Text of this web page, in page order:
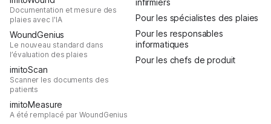
Documentation et mesure des
plaies avec l'IA
WoundGenius
Le nouveau standard dans
l’évaluation des plaies
imitoScan
Scanner les documents des
patients
imitoMeasure
A été remplacé par WoundGenius
infirmiers
Pour les spécialistes des plaies
Pour les responsables
informatiques
Pour les chefs de produit